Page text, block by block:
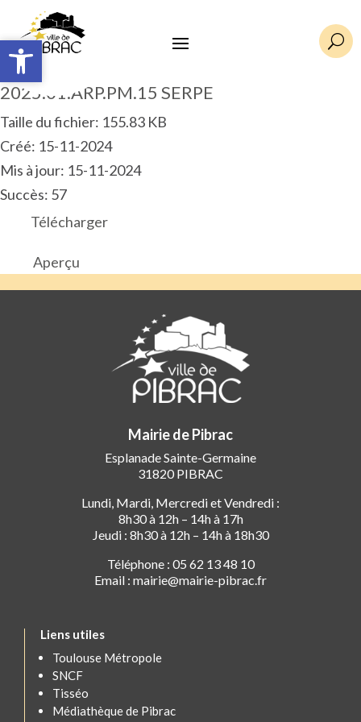
Ouvrir la barre d’outils U
2025.01.ARP.PM.15 SERPE
Taille du fichier: 155.83 KB
Créé: 15-11-2024
Mis à jour: 15-11-2024
Succès: 57
Télécharger
Aperçu
Mairie de Pibrac
Esplanade Sainte-Germaine
31820 PIBRAC
Lundi, Mardi, Mercredi et Vendredi :
8h30 à 12h – 14h à 17h
Jeudi : 8h30 à 12h – 14h à 18h30
Téléphone : 05 62 13 48 10
Email : mairie@mairie-pibrac.fr
Liens utiles
Toulouse Métropole
SNCF
Tisséo
Médiathèque de Pibrac
Ouvrir la barre d’outils